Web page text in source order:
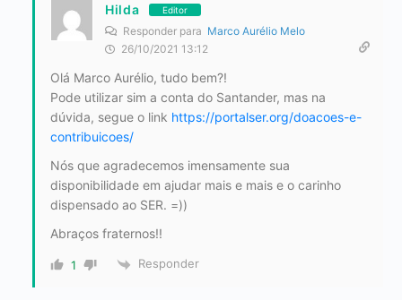
Hilda Editor
Responder para Marco Aurélio Melo
26/10/2021 13:12
Olá Marco Aurélio, tudo bem?!
Pode utilizar sim a conta do Santander, mas na
dúvida, segue o link https://portalser.org/doacoes-e-
contribuicoes/
Nós que agradecemos imensamente sua
disponibilidade em ajudar mais e mais e o carinho
dispensado ao SER. =))
Abraços fraternos!!
1 Responder